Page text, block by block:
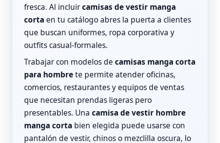
fresca. Al incluircamisas de vestir manga
cortaen tu catálogo abres la puerta a clientes
que buscan uniformes, ropa corporativa y
outfits casual-formales.
Trabajar con modelos de camisas manga corta
para hombrete permite atender oficinas,
comercios, restaurantes y equipos de ventas
que necesitan prendas ligeras pero
presentables. Una camisa de vestir hombre
manga corta bien elegida puede usarse con
pantalón de vestir, chinos o mezclilla oscura, lo